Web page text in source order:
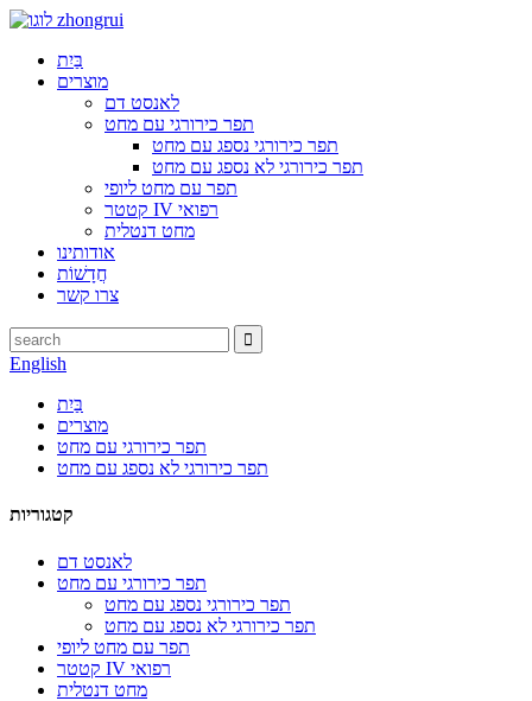
בַּיִת
מוצרים
לאנסט דם
תפר כירורגי עם מחט
תפר כירורגי נספג עם מחט
תפר כירורגי לא נספג עם מחט
תפר עם מחט ליופי
קטטר IV רפואי
מחט דנטלית
אודותינו
חֲדָשׁוֹת
צרו קשר
English
בַּיִת
מוצרים
תפר כירורגי עם מחט
תפר כירורגי לא נספג עם מחט
קטגוריות
לאנסט דם
תפר כירורגי עם מחט
תפר כירורגי נספג עם מחט
תפר כירורגי לא נספג עם מחט
תפר עם מחט ליופי
קטטר IV רפואי
מחט דנטלית